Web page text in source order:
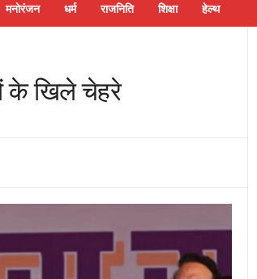
मनोरंजन धर्म राजनिति शिक्षा हेल्थ
के खिले चेहरे